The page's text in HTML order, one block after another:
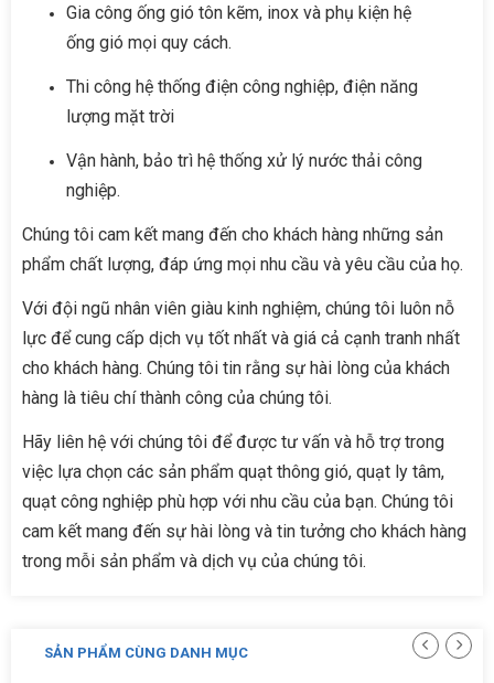
Gia công ống gió tôn kẽm, inox và phụ kiện hệ
ống gió mọi quy cách.
Thi công hệ thống điện công nghiệp, điện năng
lượng mặt trời
Vận hành, bảo trì hệ thống xử lý nước thải công
nghiệp.
Chúng tôi cam kết mang đến cho khách hàng những sản
phẩm chất lượng, đáp ứng mọi nhu cầu và yêu cầu của họ.
Với đội ngũ nhân viên giàu kinh nghiệm, chúng tôi luôn nỗ
lực để cung cấp dịch vụ tốt nhất và giá cả cạnh tranh nhất
cho khách hàng. Chúng tôi tin rằng sự hài lòng của khách
hàng là tiêu chí thành công của chúng tôi.
Hãy liên hệ với chúng tôi để được tư vấn và hỗ trợ trong
việc lựa chọn các sản phẩm quạt thông gió, quạt ly tâm,
quạt công nghiệp phù hợp với nhu cầu của bạn. Chúng tôi
cam kết mang đến sự hài lòng và tin tưởng cho khách hàng
trong mỗi sản phẩm và dịch vụ của chúng tôi.
SẢN PHẨM CÙNG DANH MỤC